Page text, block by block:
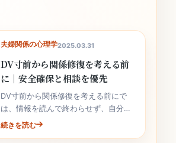
夫婦関係の心理学2025.03.31
DV寸前から関係修復を考える前
に｜安全確保と相談を優先
DV寸前から関係修復を考える前にで
は、情報を読んで終わらせず、自分の
家庭の事実と次の行動へ落とし込むこ
続きを読む